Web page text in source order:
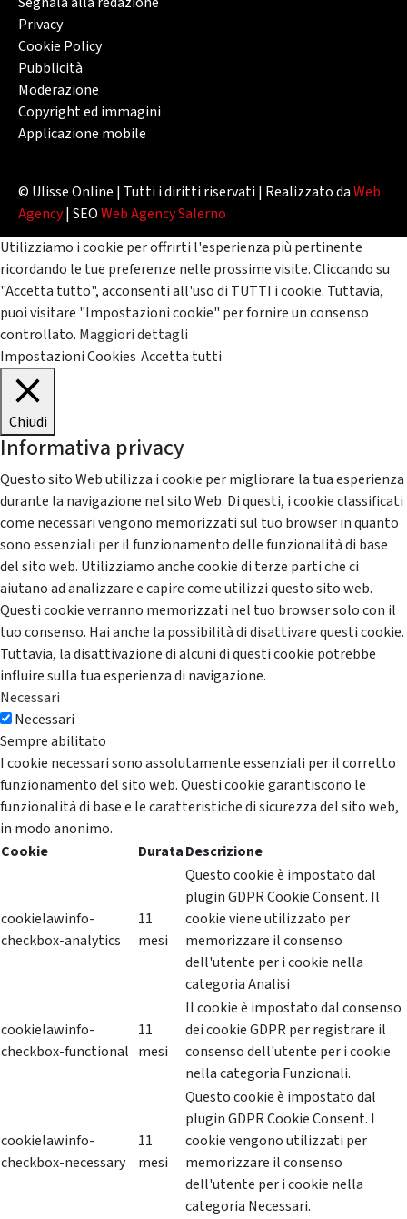
Privacy
Cookie Policy
Pubblicità
Moderazione
Copyright ed immagini
Applicazione mobile
© Ulisse Online | Tutti i diritti riservati | Realizzato daWeb
Agency| SEOWeb Agency Salerno
Utilizziamo i cookie per offrirti l'esperienza più pertinente
ricordando le tue preferenze nelle prossime visite. Cliccando su
"Accetta tutto", acconsenti all'uso di TUTTI i cookie. Tuttavia,
puoi visitare "Impostazioni cookie" per fornire un consenso
controllato. Maggiori dettagli
Impostazioni Cookies Accetta tutti
Chiudi
Informativa privacy
Questo sito Web utilizza i cookie per migliorare la tua esperienza
durante la navigazione nel sito Web. Di questi, i cookie classificati
come necessari vengono memorizzati sul tuo browser in quanto
sono essenziali per il funzionamento delle funzionalità di base
del sito web. Utilizziamo anche cookie di terze parti che ci
aiutano ad analizzare e capire come utilizzi questo sito web.
Questi cookie verranno memorizzati nel tuo browser solo con il
tuo consenso. Hai anche la possibilità di disattivare questi cookie.
Tuttavia, la disattivazione di alcuni di questi cookie potrebbe
influire sulla tua esperienza di navigazione.
Necessari
Necessari
Sempre abilitato
I cookie necessari sono assolutamente essenziali per il corretto
funzionamento del sito web. Questi cookie garantiscono le
funzionalità di base e le caratteristiche di sicurezza del sito web,
in modo anonimo.
Cookie
DurataDescrizione
cookielawinfo-
checkbox-analytics
11
mesi
Questo cookie è impostato dal
plugin GDPR Cookie Consent. Il
cookie viene utilizzato per
memorizzare il consenso
dell'utente per i cookie nella
categoria Analisi
cookielawinfo-
checkbox-functional
11
mesi
Il cookie è impostato dal consenso
dei cookie GDPR per registrare il
consenso dell'utente per i cookie
nella categoria Funzionali.
cookielawinfo-
checkbox-necessary
11
mesi
Questo cookie è impostato dal
plugin GDPR Cookie Consent. I
cookie vengono utilizzati per
memorizzare il consenso
dell'utente per i cookie nella
categoria Necessari.